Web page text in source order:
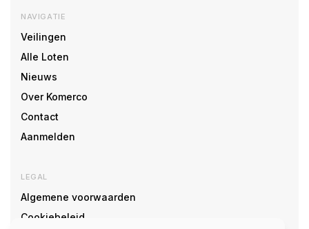
NAVIGATIE
Veilingen
Alle Loten
Nieuws
Over Komerco
Contact
Aanmelden
LEGAL
Algemene voorwaarden
Cookiebeleid